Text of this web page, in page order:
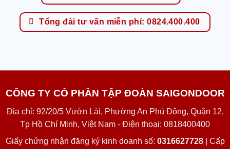
Tổng đài tư vấn miễn phí: 0824.400.400
CÔNG TY CỔ PHẦN TẬP ĐOÀN SAIGONDOOR
Địa chỉ: 92/20/5 Vườn Lài, Phường An Phú Đông, Quận 12,
Tp Hồ Chí Minh, Việt Nam - Điện thoại: 0818400400
Giấy chứng nhận đăng ký kinh doanh số: 0316627728| Cấp